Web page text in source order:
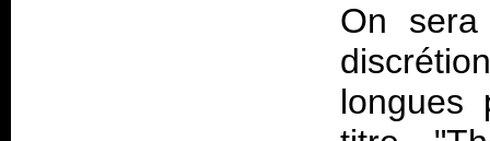
On
longues